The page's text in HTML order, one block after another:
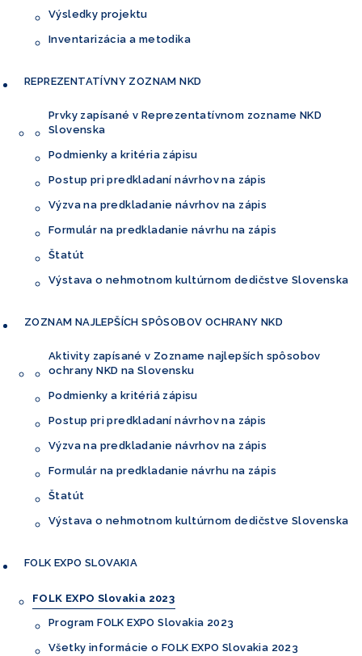
Výsledky projektu
Inventarizácia a metodika
REPREZENTATÍVNY ZOZNAM NKD
Prvky zapísané v Reprezentatívnom zozname NKD
Slovenska
Podmienky a kritéria zápisu
Postup pri predkladaní návrhov na zápis
Výzva na predkladanie návrhov na zápis
Formulár na predkladanie návrhu na zápis
Štatút
Výstava o nehmotnom kultúrnom dedičstve Slovenska
ZOZNAM NAJLEPŠÍCHSPÔSOBOV OCHRANY NKD
Aktivity zapísané v Zozname najlepších spôsobov
ochrany NKD na Slovensku
Podmienky a kritériá zápisu
Postup pri predkladaní návrhov na zápis
Výzva na predkladanie návrhov na zápis
Formulár na predkladanie návrhu na zápis
Štatút
Výstava o nehmotnom kultúrnom dedičstve Slovenska
FOLK EXPOSLOVAKIA
FOLK EXPO Slovakia 2023
Program FOLK EXPO Slovakia 2023
Všetky informácie o FOLK EXPO Slovakia 2023